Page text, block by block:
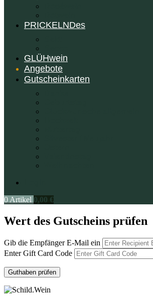
PRICKELNDes
GLÜHwein
Angebote
Gutscheinkarten
0 Artikel 0,00 €
Wert des Gutscheins prüfen
Gib die Empfänger E-Mail ein
Enter Gift Card Code